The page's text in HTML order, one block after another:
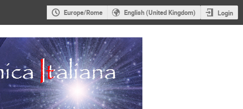
Europe/Rome English (United Kingdom) Login